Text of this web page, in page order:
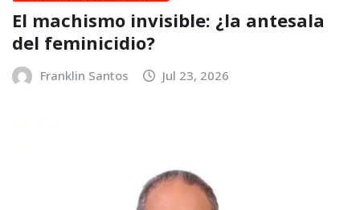
El machismo invisible: ¿la antesala
del feminicidio?
Franklin Santos Jul 23, 2026